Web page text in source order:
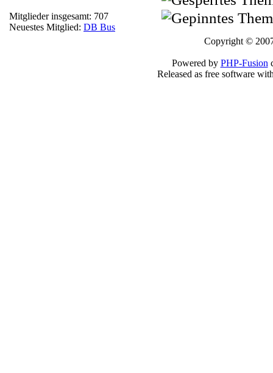
Mitglieder insgesamt: 707
Neuestes Mitglied: DB Bus
Copyright ©
Powered by PHP-Fusion
Released as free software